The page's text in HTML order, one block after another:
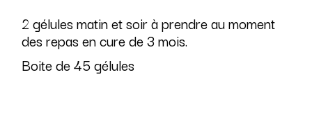
2 gélules matin et soir à prendre au moment
des repas en cure de 3 mois.
Boite de 45 gélules